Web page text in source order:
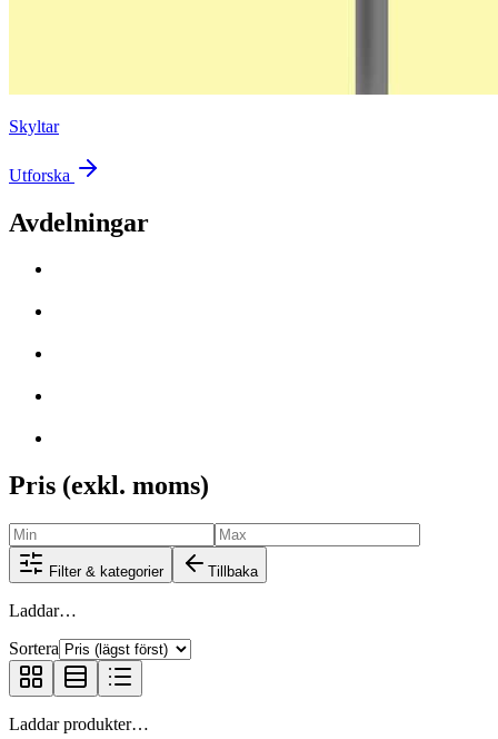
Skyltar
Utforska
Avdelningar
Pris (exkl. moms)
Filter & kategorier Tillbaka
Laddar…
Sortera
Laddar produkter…